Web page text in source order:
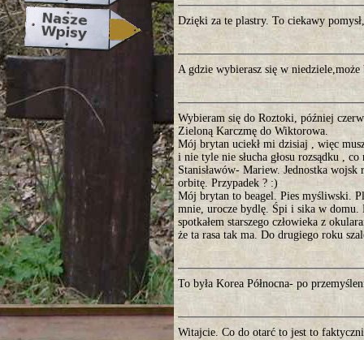
Dzięki za te plastry. To ciekawy
A gdzie wybierasz się w
Wybieram się do Roztoki, później
Zieloną Karczmę do Wiktorowa.
Mój brytan uciekł mi dzisiaj , więc
i nie tyle nie słucha głosu rozsądku ,
Stanisławów- Mariew. Jednostka
orbitę. Przypadek ? :)
Mój brytan to beagel. Pies myśliwski.
mnie, urocze bydlę. Śpi i sika w domu.
spotkałem starszego człowieka z
że ta rasa tak ma. Do drugiego roku
To była Korea Północna- po
Witajcie. Co do otarć to jest to